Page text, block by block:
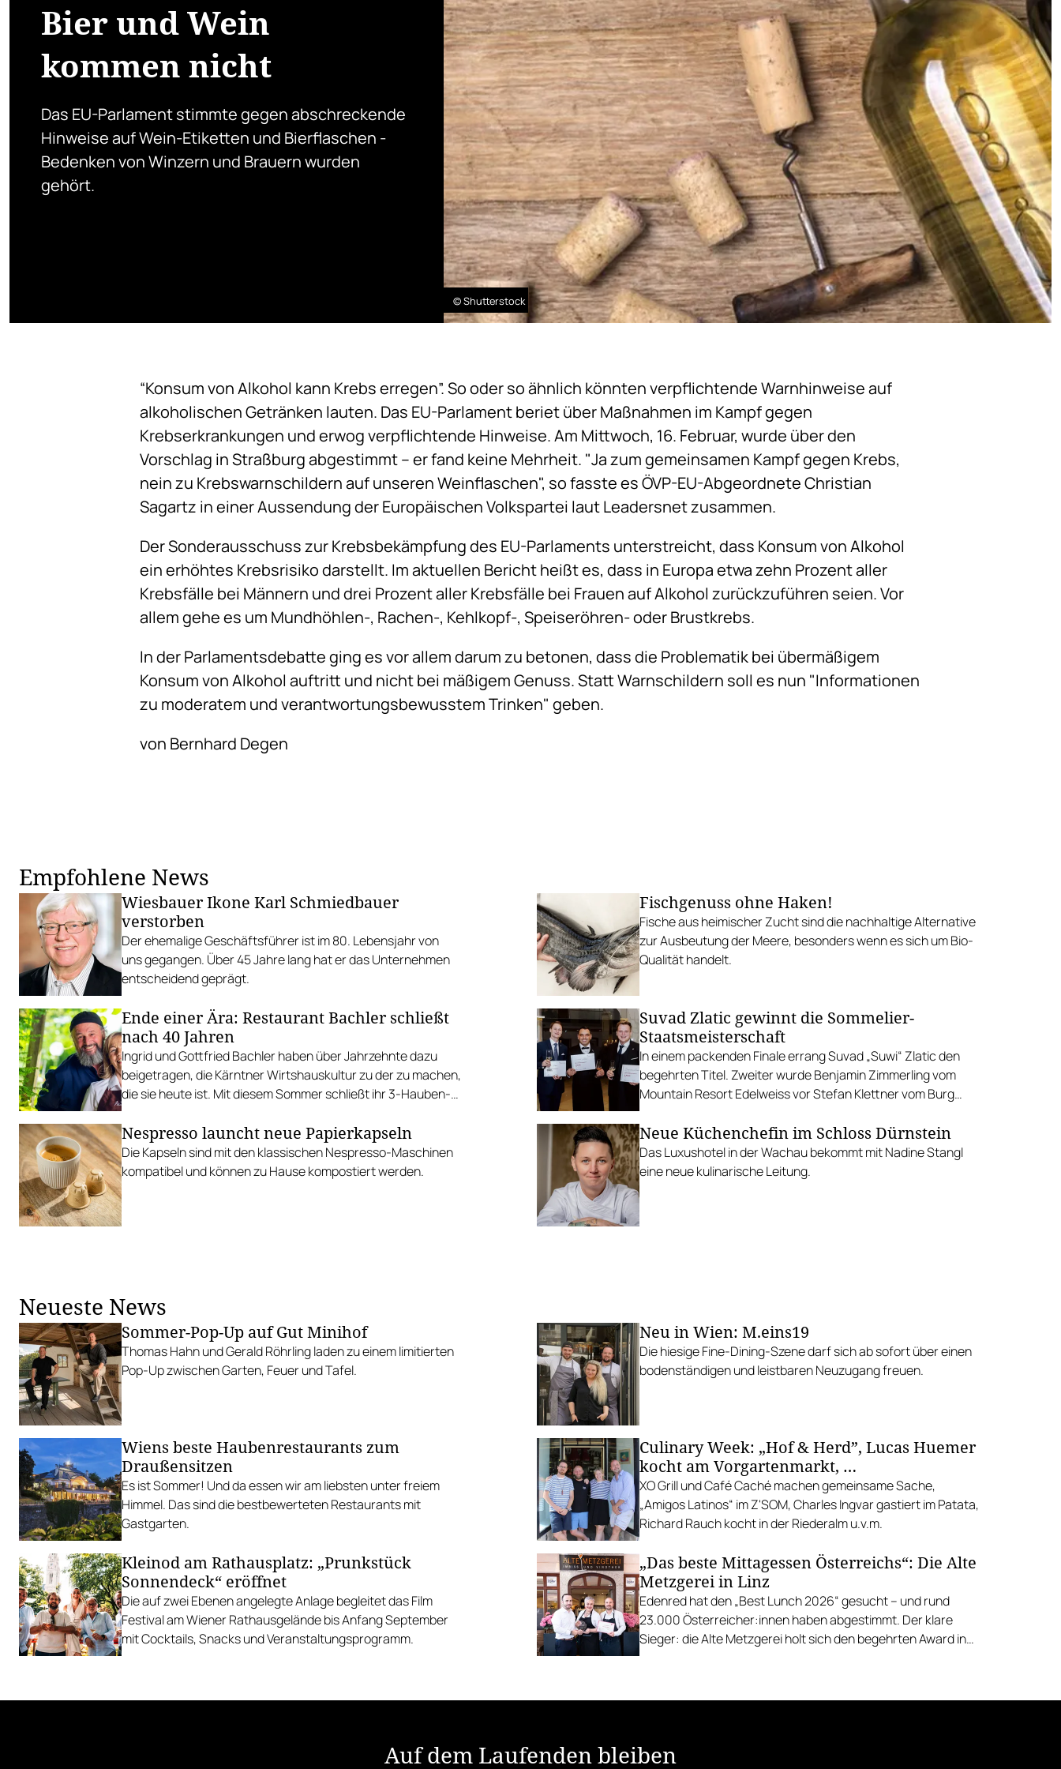
Bier und Wein
kommen nicht
Das EU-Parlament stimmte gegen abschreckende
Hinweise auf Wein-Etiketten und Bierflaschen -
Bedenken von Winzern und Brauern wurden
gehört.
© Shutterstock
“Konsum von Alkohol kann Krebs erregen”. So oder so ähnlich könnten verpflichtende Warnhinweise auf
alkoholischen Getränken lauten. Das EU-Parlament beriet über Maßnahmen im Kampf gegen
Krebserkrankungen und erwog verpflichtende Hinweise. Am Mittwoch, 16. Februar, wurde über den
Vorschlag in Straßburg abgestimmt – er fand keine Mehrheit. "Ja zum gemeinsamen Kampf gegen Krebs,
nein zu Krebswarnschildern auf unseren Weinflaschen", so fasste es ÖVP-EU-Abgeordnete Christian
Sagartz in einer Aussendung der Europäischen Volkspartei laut Leadersnet zusammen.
Der Sonderausschuss zur Krebsbekämpfung des EU-Parlaments unterstreicht, dass Konsum von Alkohol
ein erhöhtes Krebsrisiko darstellt. Im aktuellen Bericht heißt es, dass in Europa etwa zehn Prozent aller
Krebsfälle bei Männern und drei Prozent aller Krebsfälle bei Frauen auf Alkohol zurückzuführen seien. Vor
allem gehe es um Mundhöhlen-, Rachen-, Kehlkopf-, Speiseröhren- oder Brustkrebs.
In der Parlamentsdebatte ging es vor allem darum zu betonen, dass die Problematik bei übermäßigem
Konsum von Alkohol auftritt und nicht bei mäßigem Genuss. Statt Warnschildern soll es nun "Informationen
zu moderatem und verantwortungsbewusstem Trinken" geben.
von Bernhard Degen
Empfohlene News
Wiesbauer Ikone Karl Schmiedbauer
verstorben
Der ehemalige Geschäftsführer ist im 80. Lebensjahr von
uns gegangen. Über 45 Jahre lang hat er das Unternehmen
entscheidend geprägt.
Fischgenuss ohne Haken!
Fische aus heimischer Zucht sind die nachhaltige Alternative
zur Ausbeutung der Meere, besonders wenn es sich um Bio-
Qualität handelt.
Ende einer Ära: Restaurant Bachler schließt
nach 40 Jahren
Ingrid und Gottfried Bachler haben über Jahrzehnte dazu
beigetragen, die Kärntner Wirtshauskultur zu der zu machen,
die sie heute ist. Mit diesem Sommer schließt ihr 3-Hauben-
Suvad Zlatic gewinnt die Sommelier-
Staatsmeisterschaft
In einem packenden Finale errang Suvad „Suwi“ Zlatic den
begehrten Titel. Zweiter wurde Benjamin Zimmerling vom
Mountain Resort Edelweiss vor Stefan Klettner vom Burg
Nespresso launcht neue Papierkapseln
Die Kapseln sind mit den klassischen Nespresso-Maschinen
kompatibel und können zu Hause kompostiert werden.
Neue Küchenchefin im Schloss Dürnstein
Das Luxushotel in der Wachau bekommt mit Nadine Stangl
eine neue kulinarische Leitung.
Neueste News
Sommer-Pop-Up auf Gut Minihof
Thomas Hahn und Gerald Röhrling laden zu einem limitierten
Pop-Up zwischen Garten, Feuer und Tafel.
Neu in Wien: M.eins19
Die hiesige Fine-Dining-Szene darf sich ab sofort über einen
bodenständigen und leistbaren Neuzugang freuen.
Wiens beste Haubenrestaurants zum
Draußensitzen
Es ist Sommer! Und da essen wir am liebsten unter freiem
Himmel. Das sind die bestbewerteten Restaurants mit
Gastgarten.
Culinary Week: „Hof & Herd”, Lucas Huemer
kocht am Vorgartenmarkt, …
XO Grill und Café Caché machen gemeinsame Sache,
„Amigos Latinos“ im Z'SOM, Charles Ingvar gastiert im Patata,
Richard Rauch kocht in der Riederalm u.v.m.
Kleinod am Rathausplatz: „Prunkstück
Sonnendeck“ eröffnet
Die auf zwei Ebenen angelegte Anlage begleitet das Film
Festival am Wiener Rathausgelände bis Anfang September
mit Cocktails, Snacks und Veranstaltungsprogramm.
„Das beste Mittagessen Österreichs“: Die Alte
Metzgerei in Linz
Edenred hat den „Best Lunch 2026“ gesucht – und rund
23.000 Österreicher:innen haben abgestimmt. Der klare
Sieger: die Alte Metzgerei holt sich den begehrten Award in
Auf dem Laufenden bleiben